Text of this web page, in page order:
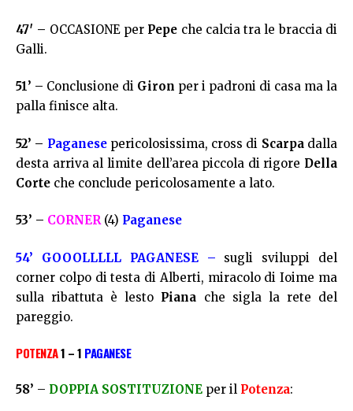
47′ – OCCASIONE per Pepe che calcia tra le braccia di
Galli.
51’ – Conclusione di Giron per i padroni di casa ma la
palla finisce alta.
52’ – Paganesepericolosissima, cross di Scarpadalla
desta arriva al limite dell’area piccola di rigore Della
Corte che conclude pericolosamente a lato.
53’ – CORNER(4) Paganese
54’ GOOOLLLLL PAGANESE – sugli sviluppi del
corner colpo di testa di Alberti, miracolo di Ioime ma
sulla ribattuta è lesto Piana che sigla la rete del
pareggio.
POTENZA1 – 1 PAGANESE
58’ – DOPPIA SOSTITUZIONE per il Potenza: